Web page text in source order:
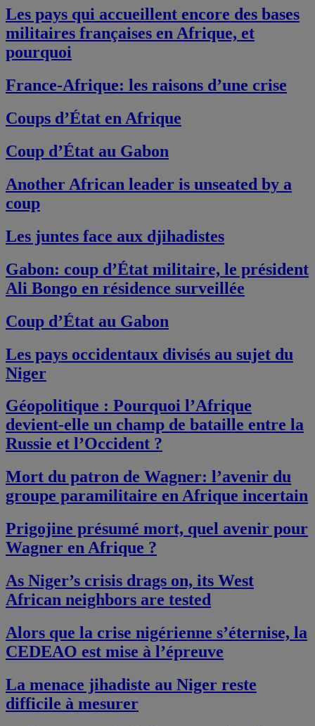
Les pays qui accueillent encore des bases
militaires françaises en Afrique, et
pourquoi
France-Afrique: les raisons d’une crise
Coups d’État en Afrique
Coup d’État au Gabon
Another African leader is unseated by a
coup
Les juntes face aux djihadistes
Gabon: coup d’État militaire, le président
Ali Bongo en résidence surveillée
Coup d’État au Gabon
Les pays occidentaux divisés au sujet du
Niger
Géopolitique : Pourquoi l’Afrique
devient-elle un champ de bataille entre la
Russie et l’Occident ?
Mort du patron de Wagner: l’avenir du
groupe paramilitaire en Afrique incertain
Prigojine présumé mort, quel avenir pour
Wagner en Afrique ?
As Niger’s crisis drags on, its West
African neighbors are tested
Alors que la crise nigérienne s’éternise, la
CEDEAO est mise à l’épreuve
La menace jihadiste au Niger reste
difficile à mesurer